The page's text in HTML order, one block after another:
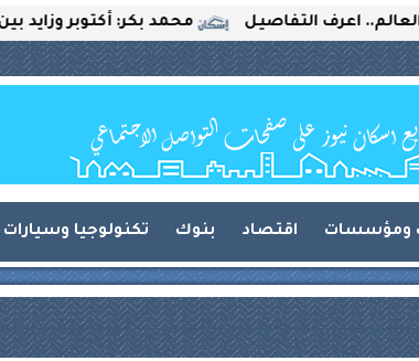
محمد بكر: أكتوبر وزايد بين التفاصيل
ومؤسسات اقتصاد بنوك تكنولوجيا وسيارات